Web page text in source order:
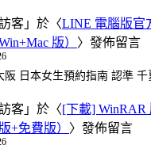
客 」於〈LINE 電腦版官
版） 〉發佈留言
阪 日本女生預約指南 認準
客 」於〈[下載] WinRAR
+免費版） 〉發佈留言